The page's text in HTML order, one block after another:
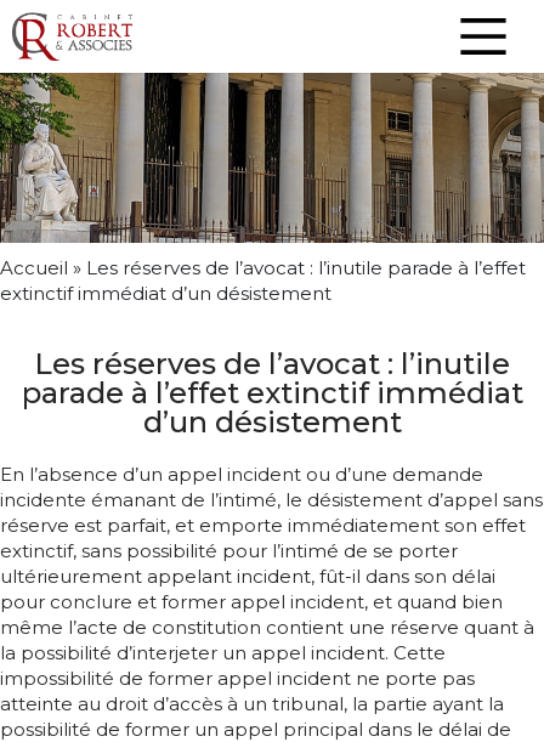
Accueil » Les réserves de l’avocat : l’inutile parade à l’effet
extinctif immédiat d’un désistement
Les réserves de l’avocat : l’inutile
parade à l’effet extinctif immédiat
d’un désistement
En l’absence d’un appel incident ou d’une demande
incidente émanant de l’intimé, le désistement d’appel sans
réserve est parfait, et emporte immédiatement son effet
extinctif, sans possibilité pour l’intimé de se porter
ultérieurement appelant incident, fût-il dans son délai
pour conclure et former appel incident, et quand bien
même l’acte de constitution contient une réserve quant à
la possibilité d’interjeter un appel incident. Cette
impossibilité de former appel incident ne porte pas
atteinte au droit d’accès à un tribunal, la partie ayant la
possibilité de former un appel principal dans le délai de